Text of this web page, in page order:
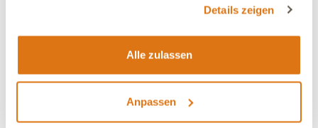
Details zeigen
Alle zulassen
Anpassen
Ramona
Verifiziert
Französischen Bulldoggen sind da ganz verrückt nach
😄